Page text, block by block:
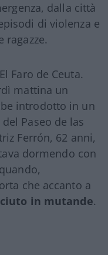
dalla città
di violenza e
ragazze.
Faro de Ceuta.
mattina un
introdotto in un
Paseo de las
Ferrón, 62 anni,
dormendo con
che accanto a
in mutande.